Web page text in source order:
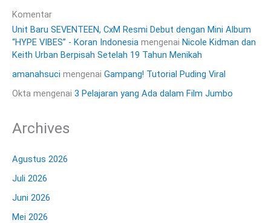
Komentar
Unit Baru SEVENTEEN, CxM Resmi Debut dengan Mini Album
“HYPE VIBES” - Koran Indonesia mengenai Nicole Kidman dan
Keith Urban Berpisah Setelah 19 Tahun Menikah
amanahsuci mengenai Gampang! Tutorial Puding Viral
Okta mengenai 3 Pelajaran yang Ada dalam Film Jumbo
Archives
Agustus 2026
Juli 2026
Juni 2026
Mei 2026